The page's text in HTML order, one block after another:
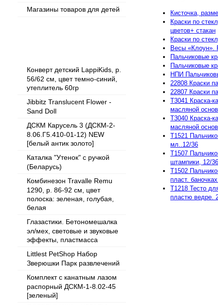
Магазины товаров для детей
Конверт детский LappiKids, р.
56/62 см, цвет темно-синий,
утеплитель 60гр
Jibbitz Translucent Flower -
Sand Doll
ДСКМ Карусель 3 (ДСКМ-2-
8.06.Г5.410-01-12) NEW
[белый антик золото]
Каталка "Утенок" с ручкой
(Беларусь)
Комбинезон Travalle Remu
1290, р. 86-92 см, цвет
полоска: зеленая, голубая,
белая
Глазастики. Бетономешалка
эл/мех, световые и звуковые
эффекты, пластмасса
Littlest PetShop Набор
Зверюшки Парк развлечений
Комплект с канатным лазом
распорный ДСКМ-1-8.02-45
[зеленый]
Кисточка,
Краски по
цветов+ стакан
Краски по
Весы «Клоун».
Пальчиковые
Пальчиковые
НПИ
22808 Краски
22807 Краски
T3041 Краска-
масляной
T3040 Краска-
масляной
T1521
мл..12/36
T1507
штампики, 12/36
T1502
пласт.
T1218 Тесто
пластю ведре.